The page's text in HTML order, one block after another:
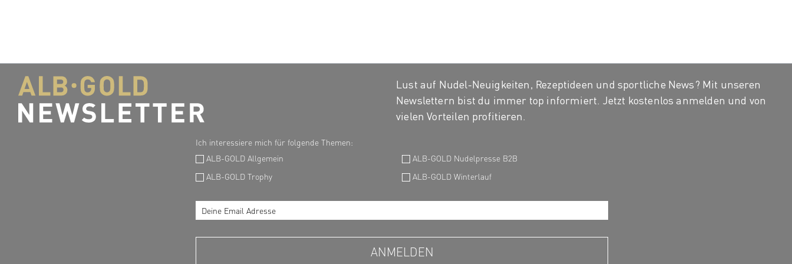
Lust auf Nudel-Neuigkeiten, Rezeptideen und sportliche News? Mit unseren
Newslettern bist du immer top informiert. Jetzt kostenlos anmelden und von
vielen Vorteilen profitieren.